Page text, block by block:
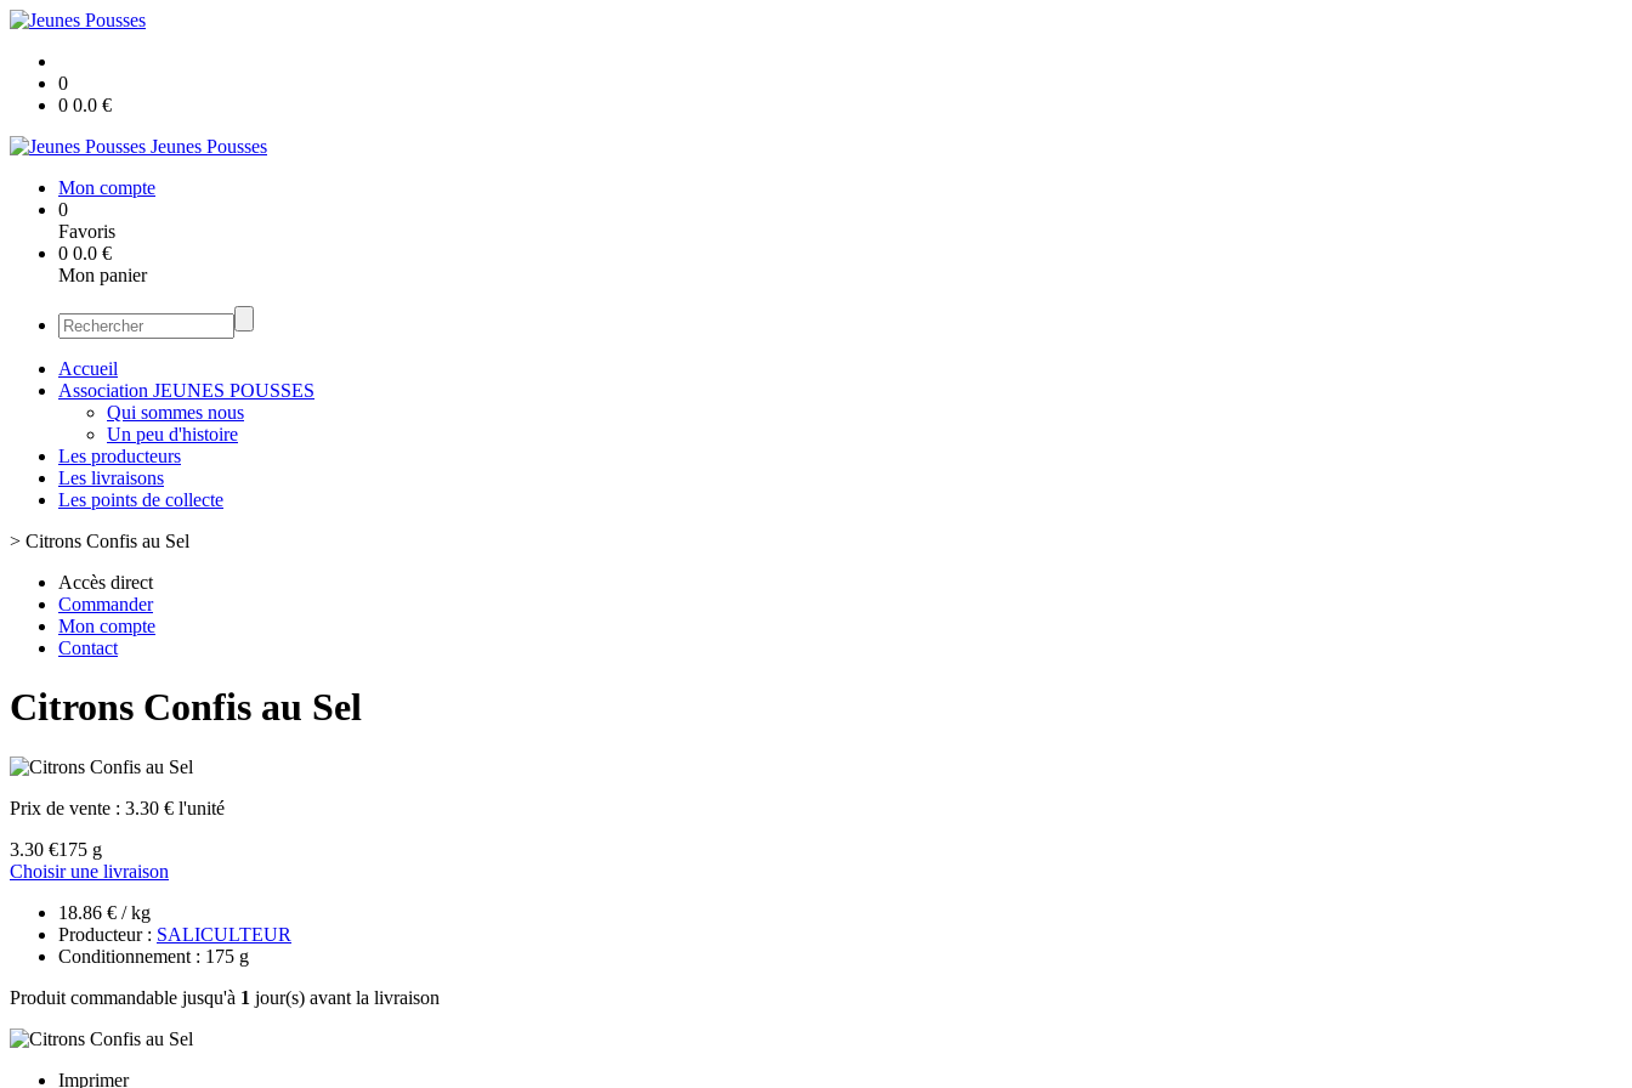
0
0 0.0 €
Jeunes Pousses
Mon compte
0
Favoris
0 0.0 €
Mon panier
Accueil
Association JEUNES POUSSES
Qui sommes nous
Un peu d'histoire
Les producteurs
Les livraisons
Les points de collecte
> Citrons Confis au Sel
Accès direct
Commander
Mon compte
Contact
Citrons Confis au Sel
Prix de vente : 3.30 € l'unité
3.30 €175 g
Choisir une livraison
18.86 € / kg
Producteur : SALICULTEUR
Conditionnement : 175 g
Produit commandable jusqu'à 1 jour(s) avant la livraison
Imprimer